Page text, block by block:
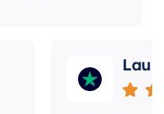
Laura